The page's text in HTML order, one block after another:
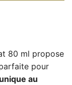
80 ml propose
pour
au